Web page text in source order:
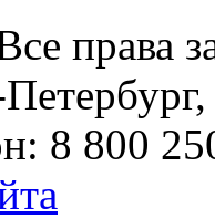
права
8 800